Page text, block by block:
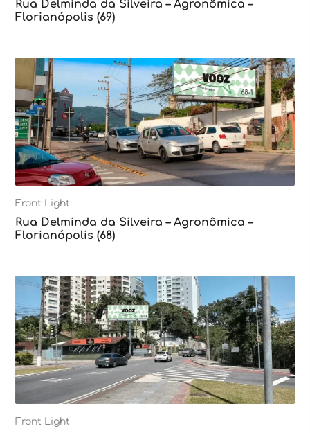
Rua Delminda da Silveira – Agronômica –
Florianópolis (69)
Front Light
Rua Delminda da Silveira – Agronômica –
Florianópolis (68)
Front Light